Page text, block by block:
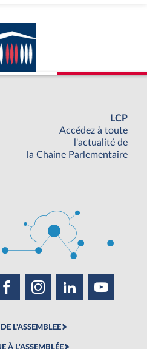
LCP
Accédez à toute
l'actualité de
la Chaine Parlementaire
L'ASSEMBLEE
À L'ASSEMBLÉE